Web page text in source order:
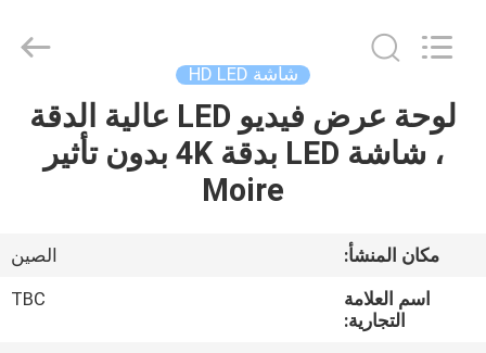
الصفحة
الرئيسية
عرض
Limited.
شاشة HD LED
لوحة عرض فيديو LED عالية الدقة
، شاشة LED بدقة 4K بدون تأثير
Moire
مكان المنشأ:
الصين
اسم العلامة
التجارية:
TBC